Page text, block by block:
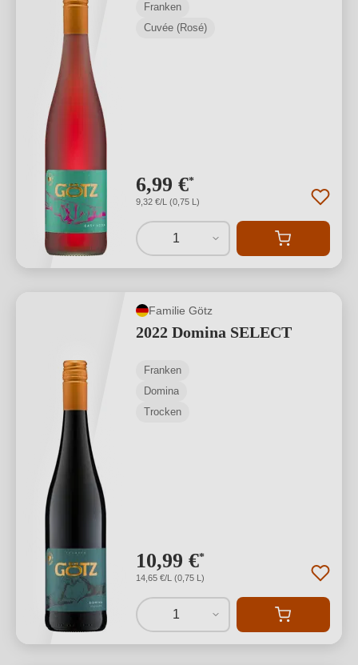
Franken
Cuvée (Rosé)
6,99 €*
9,32 €/L (0,75 L)
1
Familie Götz
2022 Domina SELECT
Franken
Domina
Trocken
10,99 €*
14,65 €/L (0,75 L)
1